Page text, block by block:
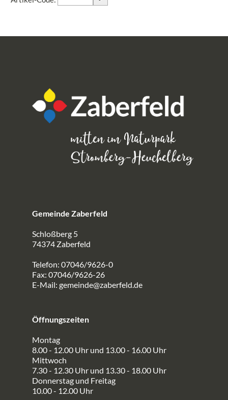
Gemeinde Zaberfeld
Schloßberg 5
74374 Zaberfeld
Telefon: 07046/9626-0
Fax: 07046/9626-26
E-Mail: gemeinde@zaberfeld.de
Öffnungszeiten
Montag
8.00 - 12.00 Uhr und 13.00 - 16.00 Uhr
Mittwoch
7.30 - 12.30 Uhr und 13.30 - 18.00 Uhr
Donnerstag und Freitag
10.00 - 12.00 Uhr